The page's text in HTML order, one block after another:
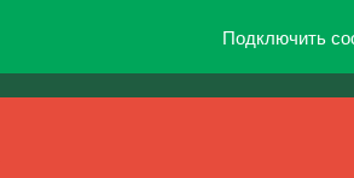
Подключить